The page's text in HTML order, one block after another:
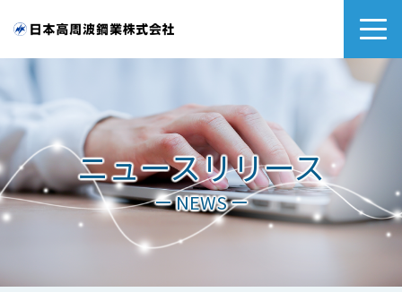
ニュースリリース
ー NEWS ー